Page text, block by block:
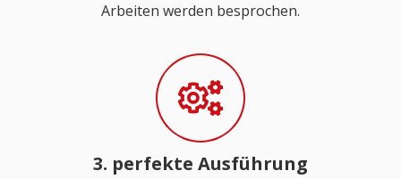
Arbeiten werden besprochen.
3. perfekte Ausführung